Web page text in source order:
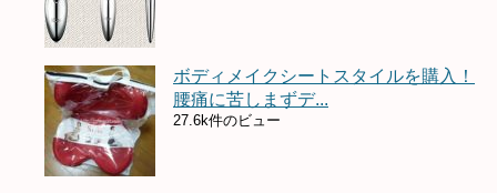
ボディメイクシートスタイルを購入！
腰痛に苦しまずデ...
27.6k件のビュー